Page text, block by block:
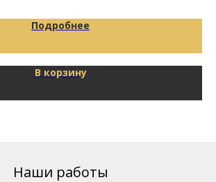
Подробнее
В корзину
Наши работы